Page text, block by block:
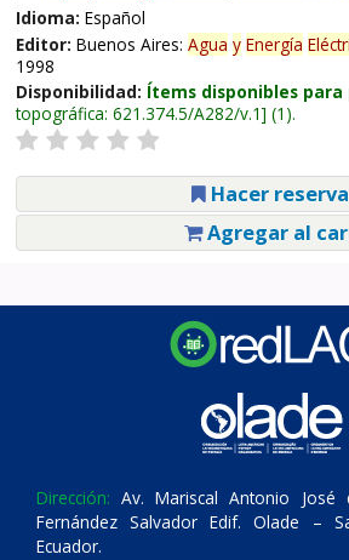
Idioma: Español
Editor: Buenos Aires: Agua y Energía
1998
Disponibilidad: Ítems disponibles
topográfica: 621.374.5/A282/v.1 (1).
Hacer reserva
Agregar al
Dirección: Av. Mariscal Antonio José
Fernández Salvador Edif. Olade –
Ecuador.